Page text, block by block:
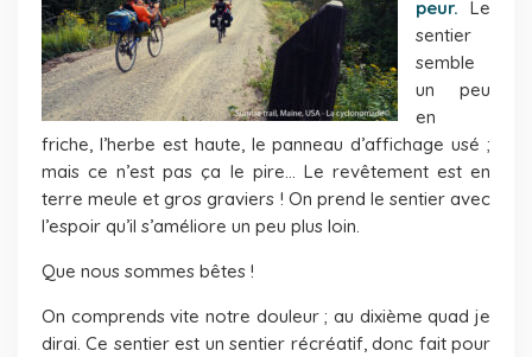
peur. Le
sentier
semble
un peu
en
friche, l’herbe est haute, le panneau d’affichage usé ;
mais ce n’est pas ça le pire… Le revêtement est en
terre meule et gros graviers ! On prend le sentier avec
l’espoir qu’il s’améliore un peu plus loin.
Que nous sommes bêtes !
On comprends vite notre douleur ; au dixième quad je
dirai. Ce sentier est un sentier récréatif, donc fait pour